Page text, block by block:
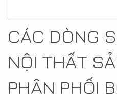
CÁC DÒNG
NỘI THẤT
PHÂN PHỐI